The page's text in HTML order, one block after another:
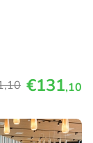
,10 €131,10